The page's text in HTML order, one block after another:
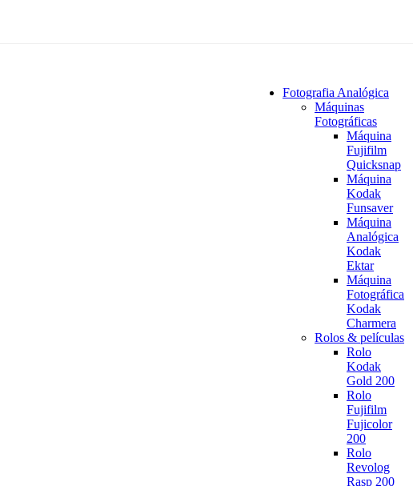
Fotografia Analógica
Máquinas
Fotográficas
Máquina
Fujifilm
Quicksnap
Máquina
Kodak
Funsaver
Máquina
Analógica
Kodak
Ektar
Máquina
Fotográfica
Kodak
Charmera
Rolos & películas
Rolo
Kodak
Gold 200
Rolo
Fujifilm
Fujicolor
200
Rolo
Revolog
Rasp 200